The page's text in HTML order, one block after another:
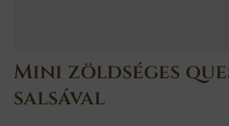
Mini zöldséges
salsával